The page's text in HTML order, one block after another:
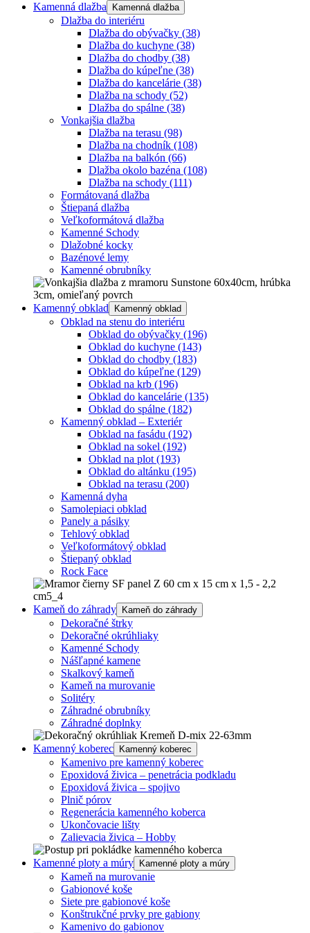
Kamenná dlažba
Kamenná dlažba
Dlažba do interiéru
Dlažba do obývačky (38)
Dlažba do kuchyne (38)
Dlažba do chodby (38)
Dlažba do kúpeľne (38)
Dlažba do kancelárie (38)
Dlažba na schody (52)
Dlažba do spálne (38)
Vonkajšia dlažba
Dlažba na terasu (98)
Dlažba na chodník (108)
Dlažba na balkón (66)
Dlažba okolo bazéna (108)
Dlažba na schody (111)
Formátovaná dlažba
Štiepaná dlažba
Veľkoformátová dlažba
Kamenné Schody
Dlažobné kocky
Bazénové lemy
Kamenné obrubníky
Kamenný obklad Kamenný obklad
Obklad na stenu do interiéru
Obklad do obývačky (196)
Obklad do kuchyne (143)
Obklad do chodby (183)
Obklad do kúpeľne (129)
Obklad na krb (196)
Obklad do kancelárie (135)
Obklad do spálne (182)
Kamenný obklad – Exteriér
Obklad na fasádu (192)
Obklad na sokel (192)
Obklad na plot (193)
Obklad do altánku (195)
Obklad na terasu (200)
Kamenná dyha
Samolepiaci obklad
Panely a pásiky
Tehlový obklad
Veľkoformátový obklad
Štiepaný obklad
Rock Face
Kameň do záhrady Kameň do záhrady
Dekoračné štrky
Dekoračné okrúhliaky
Kamenné Schody
Nášľapné kamene
Skalkový kameň
Kameň na murovanie
Solitéry
Záhradné obrubníky
Záhradné doplnky
Kamenný koberec Kamenný koberec
Kamenivo pre kamenný koberec
Epoxidová živica – penetrácia podkladu
Epoxidová živica – spojivo
Plnič pórov
Regenerácia kamenného koberca
Ukončovacie lišty
Zalievacia živica – Hobby
Kamenné ploty a múry Kamenné ploty a múry
Kameň na murovanie
Gabionové koše
Siete pre gabionové koše
Konštrukčné prvky pre gabiony
Kamenivo do gabionov